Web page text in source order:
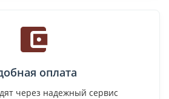
оплата
через надежный сервис